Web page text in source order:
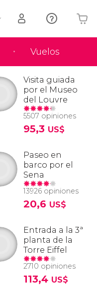
Vuelos
Tu carrito está vacío
Visita guiada
por el Museo
del Louvre
5507 opiniones
95,3 US$
Paseo en
barco por el
Sena
13926 opiniones
20,6 US$
Entrada a la 3ª
planta de la
Torre Eiffel
2710 opiniones
113,4 US$